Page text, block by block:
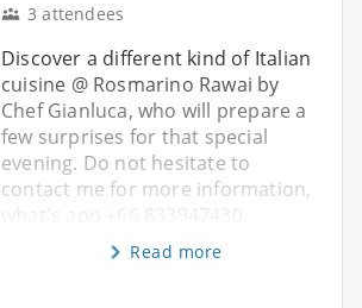
3 attendees
Discover a different kind of Italian
cuisine @ Rosmarino Rawai by
Chef Gianluca, who will prepare a
few surprises for that special
evening. Do not hesitate to
contact me for more information,
what's app +66 833947430.
Read more